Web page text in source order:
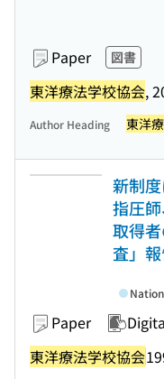
Paper 図書
東洋療法学校協会,
Author Heading 東洋
新制
指圧
取得
査」
Paper
東洋療法学校協会